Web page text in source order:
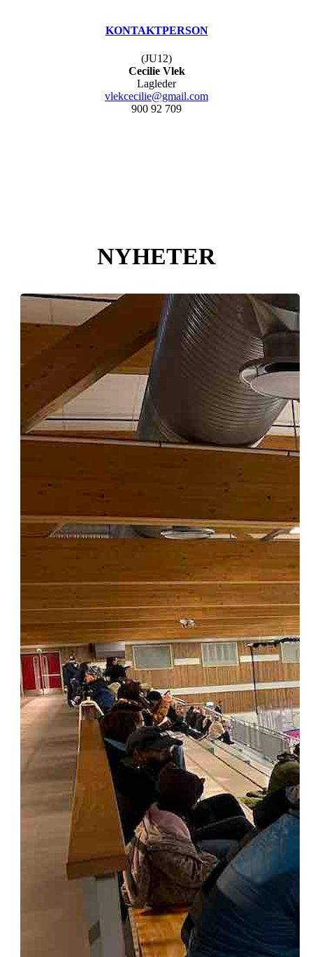
KONTAKTPERSON
(JU12)
Cecilie Vlek
Lagleder
vlekcecilie@gmail.com
900 92 709
NYHETER